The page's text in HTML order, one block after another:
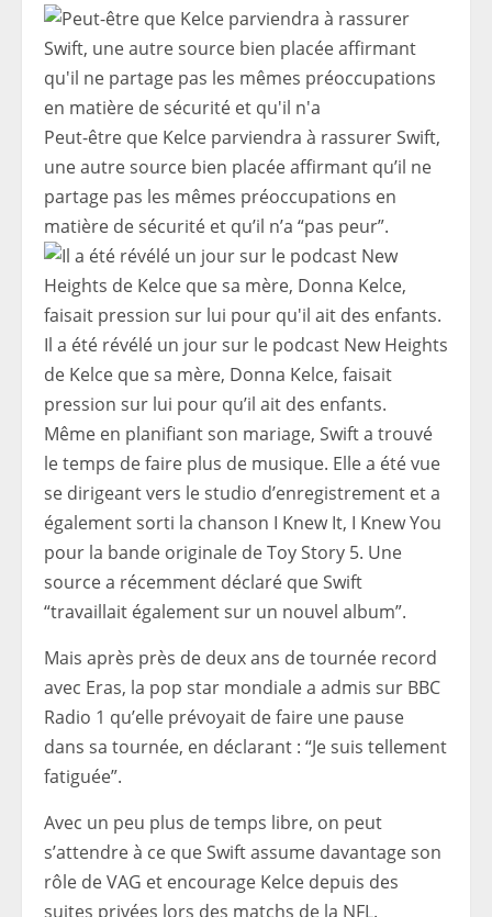
Peut-être que Kelce parviendra à rassurer Swift,
une autre source bien placée affirmant qu’il ne
partage pas les mêmes préoccupations en
matière de sécurité et qu’il n’a “pas peur”.
Il a été révélé un jour sur le podcast New Heights
de Kelce que sa mère, Donna Kelce, faisait
pression sur lui pour qu’il ait des enfants.
Même en planifiant son mariage, Swift a trouvé
le temps de faire plus de musique. Elle a été vue
se dirigeant vers le studio d’enregistrement et a
également sorti la chanson I Knew It, I Knew You
pour la bande originale de Toy Story 5. Une
source a récemment déclaré que Swift
“travaillait également sur un nouvel album”.
Mais après près de deux ans de tournée record
avec Eras, la pop star mondiale a admis sur BBC
Radio 1 qu’elle prévoyait de faire une pause
dans sa tournée, en déclarant : “Je suis tellement
fatiguée”.
Avec un peu plus de temps libre, on peut
s’attendre à ce que Swift assume davantage son
rôle de VAG et encourage Kelce depuis des
suites privées lors des matchs de la NFL.